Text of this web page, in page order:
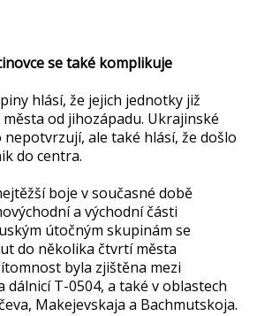
se také komplikuje
hlásí, že jejich jednotky již
od jihozápadu. Ukrajinské
ale také hlásí, že došlo
do centra.
boje v současné době
a východní části
útočným skupinám se
do několika čtvrtí města
byla zjištěna mezi
dálnicí T-0504, a také v oblastech
Makejevskaja a Bachmutskoja.